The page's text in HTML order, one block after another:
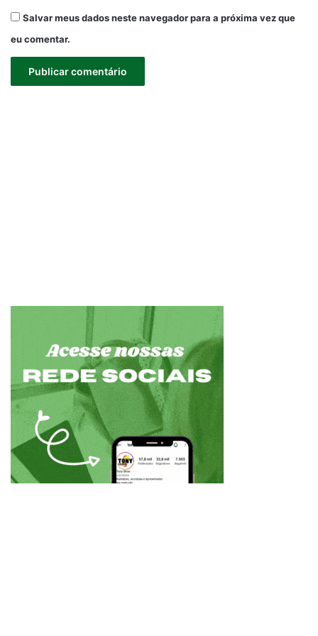
Salvar meus dados neste navegador para a próxima vez que
eu comentar.